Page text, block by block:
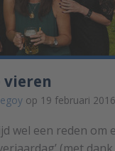
op 19 februari
wel een reden om